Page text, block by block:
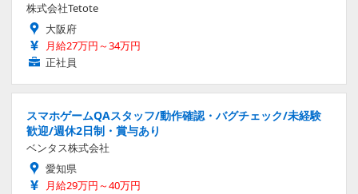
株式会社Tetote
大阪府
月給27万円～34万円
正社員
スマホゲームQAスタッフ/動作確認・バグチェック/未経験
歓迎/週休2日制・賞与あり
ベンタス株式会社
愛知県
月給29万円～40万円